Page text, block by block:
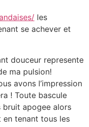
les
se achever et
douceur represente
ma pulsion!
avons l’impression
! Toute bascule
bruit apogee alors
en tenant tous les